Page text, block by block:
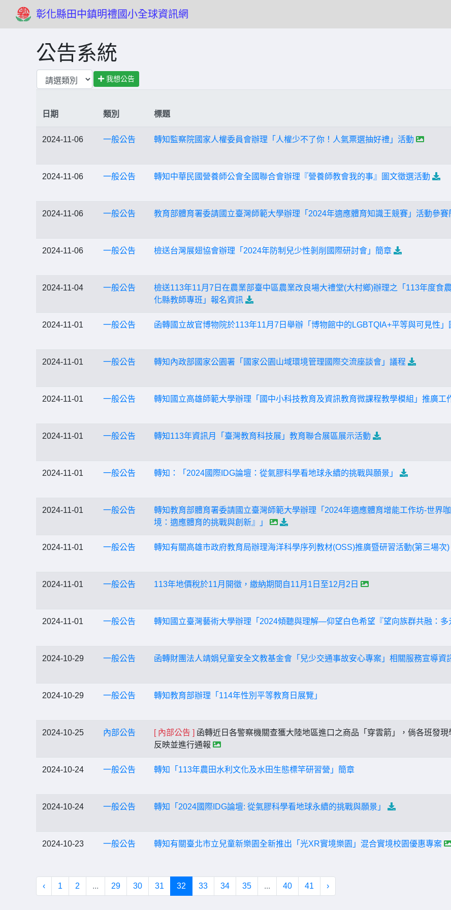
彰化縣田中鎮明禮國小全球資訊網
公告系統
我想公告
日期 類別 標題
2024-11-06 一般公告 轉知監察院國家人權委員會辦理「人權少不了你！人氣票選抽好禮」活動
2024-11-06 一般公告 轉知中華民國營養師公會全國聯合會辦理『營養師教會我的事』圖文徵選活動
2024-11-06 一般公告 教育部體育署委請國立臺灣師範大學辦理「2024年適應體育知識王競賽」活動參賽
2024-11-06 一般公告 檢送台灣展翅協會辦理「2024年防制兒少性剝削國際研討會」簡章
2024-11-04 一般公告
檢送113年11月7日在農業部臺中區農業改良場大禮堂(大村鄉)辦理之「113年度食
化縣教師專班」報名資訊
2024-11-01 一般公告 函轉國立故官博物院於113年11月7日舉辦「博物館中的LGBTQIA+平等與可見性」
2024-11-01 一般公告 轉知內政部國家公園署「國家公園山域環境管理國際交流座談會」議程
2024-11-01 一般公告 轉知國立高雄師範大學辦理「國中小科技教育及資訊教育微課程教學模組」推廣工
2024-11-01 一般公告 轉知113年資訊月「臺灣教育科技展」教育聯合展區展示活動
2024-11-01 一般公告 轉知：「2024國際IDG論壇：從氣膠科學看地球永續的挑戰與願景」
2024-11-01 一般公告
轉知教育部體育署委請國立臺灣師範大學辦理「2024年適應體育增能工作坊-世界
境：適應體育的挑戰與創新』」
2024-11-01 一般公告 轉知有關高雄市政府教育局辦理海洋科學序列教材(OSS)推廣暨研習活動(第三場次)
2024-11-01 一般公告 113年地價稅於11月開徵，繳納期間自11月1日至12月2日
2024-11-01 一般公告 轉知國立臺灣藝術大學辦理「2024傾聽與理解—仰望白色希望『望向族群共融：多
2024-10-29 一般公告 函轉財團法人靖娟兒童安全文教基金會「兒少交通事故安心專案」相關服務宣導資
2024-10-29 一般公告 轉知教育部辦理「114年性別平等教育日展覽」
2024-10-25 內部公告 [ 內部公告 ] 函轉近日各警察機關查獲大陸地區進口之商品「穿雲箭」，倘各班發
反映並進行通報
2024-10-24 一般公告 轉知「113年農田水利文化及水田生態標竿研習營」簡章
2024-10-24 一般公告 轉知「2024國際IDG論壇: 從氣膠科學看地球永續的挑戰與願景」
2024-10-23 一般公告 轉知有關臺北市立兒童新樂園全新推出「光XR實境樂園」混合實境校園優惠專案
‹ 1 2 ... 29 30 31 32 33 34 35 ... 40 41 ›